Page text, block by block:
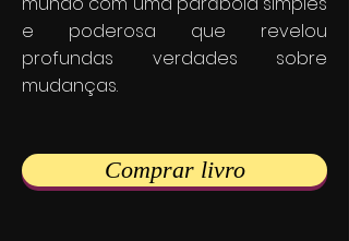
e poderosa que revelou
profundas verdades sobre
mudanças.
Comprar livro